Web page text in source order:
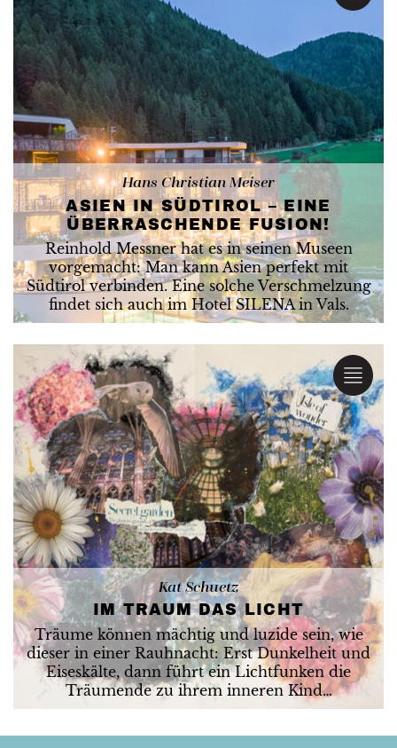
Hans Christian Meiser
ASIEN IN SÜDTIROL – EINE
ÜBERRASCHENDE FUSION!
Reinhold Messner hat es in seinen Museen
vorgemacht: Man kann Asien perfekt mit
Südtirol verbinden. Eine solche Verschmelzung
findet sich auch im Hotel SILENA in Vals.
Kat Schuetz
IM TRAUM DAS LICHT
Träume können mächtig und luzide sein, wie
dieser in einer Rauhnacht: Erst Dunkelheit und
Eiseskälte, dann führt ein Lichtfunken die
Träumende zu ihrem inneren Kind…